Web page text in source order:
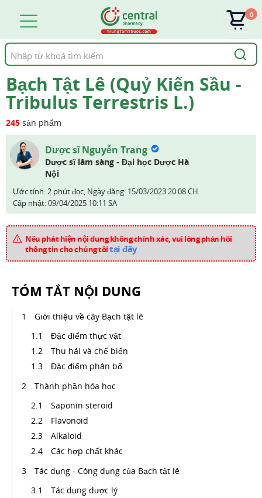
Tìm
kiếm
0
Bạch Tật Lê (Quỷ Kiến Sầu -
Tribulus Terrestris L.)
245 sản phẩm
Dược sĩ Nguyễn Trang
Dược sĩ lâm sàng - Đại học Dược Hà
Nội
Ước tính: 2 phút đọc, Ngày đăng: 15/03/2023 20:08 CH
Cập nhật:09/04/2025 10:11 SA
Nếu phát hiện nội dung không chính xác, vui lòng phản hồi
thông tin cho chúng tôitại đây
TÓM TẮT NỘI DUNG
Giới thiệu về cây Bạch tật lê
Đặc điểm thực vật
Thu hái và chế biến
Đặc điểm phân bố
Thành phần hóa học
Saponin steroid
Flavonoid
Alkaloid
Các hợp chất khác
Tác dụng - Công dụng của Bạch tật lê
Tác dụng dược lý